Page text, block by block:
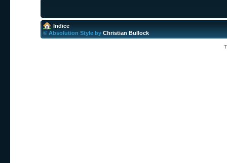
Indice
© Absolution Style by Christian Bullock